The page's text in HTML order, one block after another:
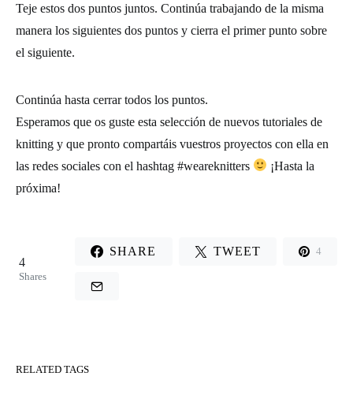
Teje estos dos puntos juntos. Continúa trabajando de la misma
manera los siguientes dos puntos y cierra el primer punto sobre
el siguiente.
Continúa hasta cerrar todos los puntos.
Esperamos que os guste esta selección de nuevos tutoriales de
knitting y que pronto compartáis vuestros proyectos con ella en
las redes sociales con el hashtag #weareknitters
¡Hasta la
próxima!
4
Shares
SHARE TWEET 4
RELATED TAGS